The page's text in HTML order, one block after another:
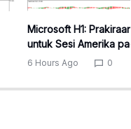
Microsoft H1:
untuk Sesi Amerika
6 Hours Ago 0